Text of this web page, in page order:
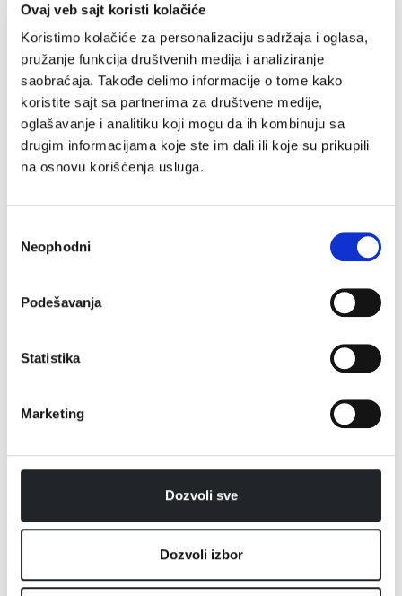
Ovaj veb sajt koristi kolačiće
Koristimo kolačiće za personalizaciju sadržaja i oglasa,
pružanje funkcija društvenih medija i analiziranje
saobraćaja. Takođe delimo informacije o tome kako
koristite sajt sa partnerima za društvene medije,
oglašavanje i analitiku koji mogu da ih kombinuju sa
drugim informacijama koje ste im dali ili koje su prikupili
na osnovu korišćenja usluga.
сагласности
Neophodni
Podešavanja
Statistika
Marketing
Dozvoli sve
Dozvoli izbor
Friteze na vruć vazduh Ketleri
Rerne za pripremu
Roštilji i grilovi